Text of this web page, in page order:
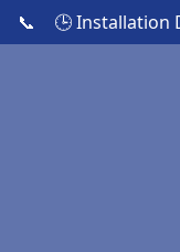
📞 🕒 Installation